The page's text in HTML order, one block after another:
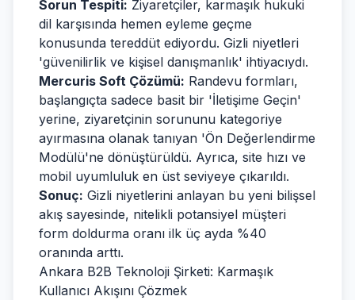
Sorun Tespiti: Ziyaretçiler, karmaşık hukuki
dil karşısında hemen eyleme geçme
konusunda tereddüt ediyordu. Gizli niyetleri
'güvenilirlik ve kişisel danışmanlık' ihtiyacıydı.
Mercuris Soft Çözümü: Randevu formları,
başlangıçta sadece basit bir 'İletişime Geçin'
yerine, ziyaretçinin sorununu kategoriye
ayırmasına olanak tanıyan 'Ön Değerlendirme
Modülü'ne dönüştürüldü. Ayrıca, site hızı ve
mobil uyumluluk en üst seviyeye çıkarıldı.
Sonuç: Gizli niyetlerini anlayan bu yeni bilişsel
akış sayesinde, nitelikli potansiyel müşteri
form doldurma oranı ilk üç ayda %40
oranında arttı.
Ankara B2B Teknoloji Şirketi: Karmaşık
Kullanıcı Akışını Çözmek